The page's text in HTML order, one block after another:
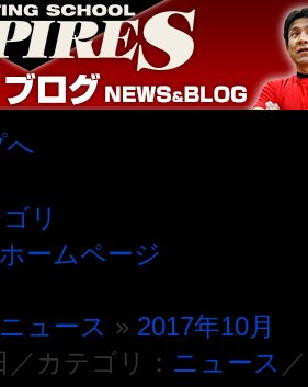
へ
リ
ームページ
ュース » 2017年10月
カテゴリ： ニュース ／